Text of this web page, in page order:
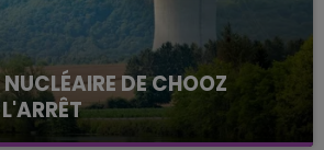
DE CHOOZ
semaine que la centrale